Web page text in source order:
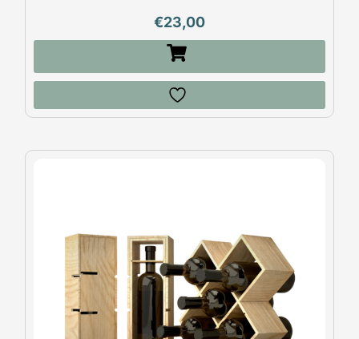
€23,00